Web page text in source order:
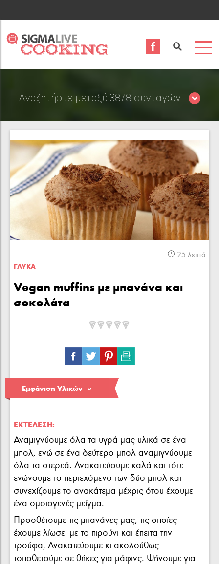
Αναζητήστε μεταξύ 3878 συνταγών
Περιορίστε τα αποτελέσματα αναζήτησης επιλέγοντας
κατηγορίες:
25 λεπτά
ΓΛΥΚA
Vegan muffins με μπανάνα και
σοκολάτα
Εμφάνιση Υλικών
ΕΚΤΈΛΕΣΗ:
Αναμιγνύουμε όλα τα υγρά μας υλικά σε ένα
μπολ, ενώ σε ένα δεύτερο μπολ αναμιγνύουμε
όλα τα στερεά. Ανακατεύουμε καλά και τότε
ενώνουμε το περιεχόμενο των δύο μπολ και
συνεχίζουμε το ανακάτεμα μέχρις ότου έχουμε
ένα ομοιογενές μείγμα.
Προσθέτουμε τις μπανάνες μας, τις οποίες
έχουμε λίωσει με το πιρούνι και έπειτα την
τρούφα, Ανακατεύουμε κι ακολούθως
τοποθετούμε σε θήκες για μάφινς. Ψήνουμε για